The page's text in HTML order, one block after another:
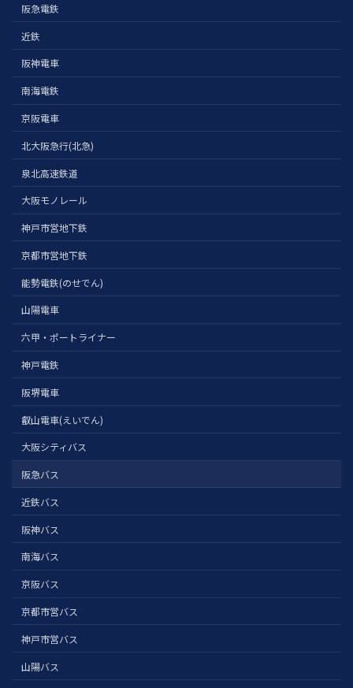
阪急電鉄
近鉄
阪神電車
南海電鉄
京阪電車
北大阪急行(北急)
泉北高速鉄道
大阪モノレール
神戸市営地下鉄
京都市営地下鉄
能勢電鉄(のせでん)
山陽電車
六甲・ポートライナー
神戸電鉄
阪堺電車
叡山電車(えいでん)
大阪シティバス
阪急バス
近鉄バス
阪神バス
南海バス
京阪バス
京都市営バス
神戸市営バス
山陽バス